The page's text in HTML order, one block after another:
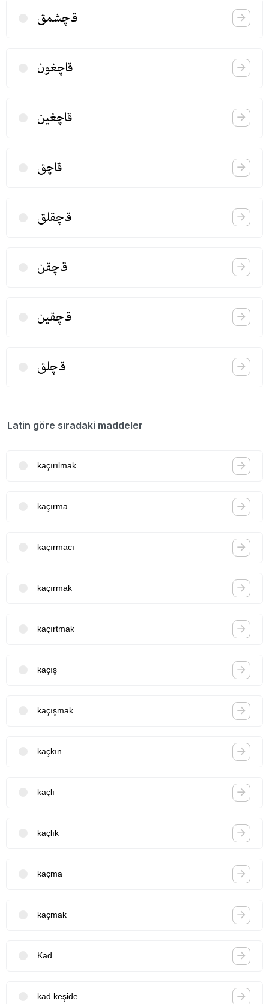
قاچشمق
قاچغون
قاچغین
قاچق
قاچقلق
قاچقن
قاچقین
قاچلق
Latin göre sıradaki maddeler
kaçırılmak
kaçırma
kaçırmacı
kaçırmak
kaçırtmak
kaçış
kaçışmak
kaçkın
kaçlı
kaçlık
kaçma
kaçmak
Kad
kad keşide